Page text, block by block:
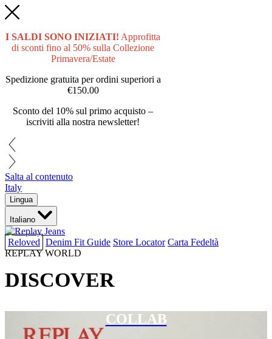
I SALDI SONO INIZIATI! Approfitta
di sconti fino al 50% sulla Collezione
Primavera/Estate
Spedizione gratuita per ordini superiori a
€150.00
Sconto del 10% sul primo acquisto –
iscriviti alla nostra newsletter!
Salta al contenuto
Italy
Lingua
Italiano
Reloved Denim Fit Guide Store Locator Carta Fedeltà
REPLAY WORLD
DISCOVER
COLLAB